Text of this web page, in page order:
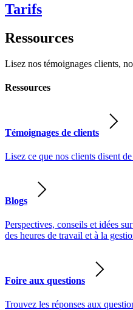
Tarifs
Ressources
Lisez nos témoignages clients,
Ressources
Témoignages de clients
Lisez ce que nos clients disent
Blogs
Perspectives, conseils et idées
des heures de travail et à la
Foire aux questions
Trouvez les réponses aux